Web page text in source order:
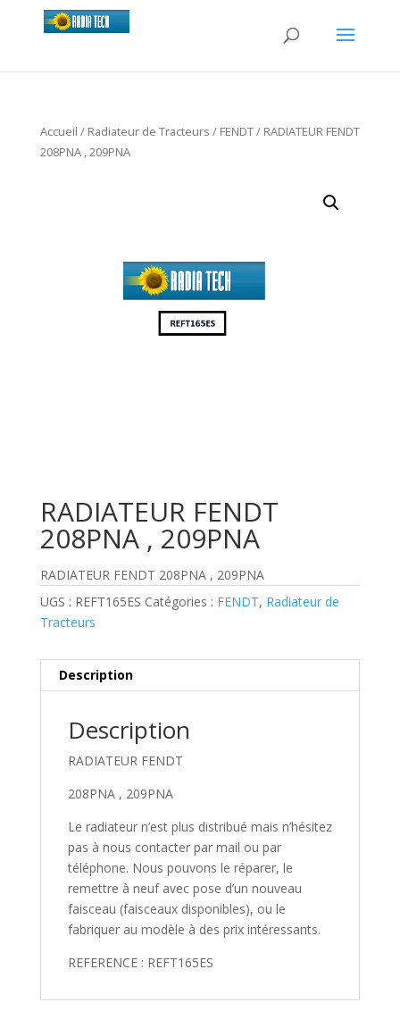
Accueil / Radiateur de Tracteurs / FENDT/ RADIATEUR FENDT
208PNA , 209PNA
RADIATEUR FENDT
208PNA , 209PNA
RADIATEUR FENDT 208PNA , 209PNA
UGS : REFT165ES Catégories : FENDT, Radiateur de
Tracteurs
Description
Description
RADIATEUR FENDT
208PNA , 209PNA
Le radiateur n’est plus distribué mais n’hésitez
pas à nous contacter par mail ou par
téléphone. Nous pouvons le réparer, le
remettre à neuf avec pose d’un nouveau
faisceau (faisceaux disponibles), ou le
fabriquer au modèle à des prix intéressants.
REFERENCE : REFT165ES